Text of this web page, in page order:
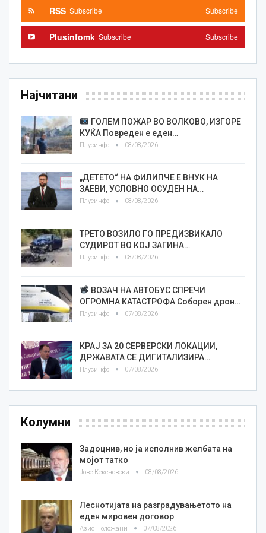
RSS Subscribe Subscribe
Plusinfomk Subscribe Subscribe
Најчитани
ГОЛЕМ ПОЖАР ВО ВОЛКОВО, ИЗГОРЕ
КУЌА Повреден е еден…
Плусинфо 08/08/2026
„ДЕТЕТО“ НА ФИЛИПЧЕ Е ВНУК НА
ЗАЕВИ, УСЛОВНО ОСУДЕН НА…
Плусинфо 08/08/2026
ТРЕТО ВОЗИЛО ГО ПРЕДИЗВИКАЛО
СУДИРОТ ВО КОЈ ЗАГИНА…
Плусинфо 08/08/2026
ВОЗАЧ НА АВТОБУС СПРЕЧИ
ОГРОМНА КАТАСТРОФА Соборен дрон…
Плусинфо 07/08/2026
КРАЈ ЗА 20 СЕРВЕРСКИ ЛОКАЦИИ,
ДРЖАВАТА СЕ ДИГИТАЛИЗИРА…
Плусинфо 07/08/2026
Колумни
Задоцнив, но ја исполнив желбата на
мојот татко
Јове Кекеновски 08/08/2026
Леснотијата на разградувањетото на
еден мировен договор
Азис Положани 07/08/2026